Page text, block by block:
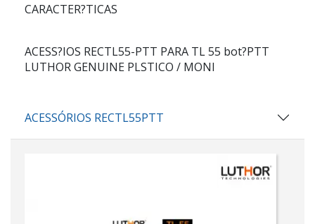
CARACTER?TICAS
ACESS?IOS RECTL55-PTT PARA TL 55 bot?PTT
LUTHOR GENUINE PLSTICO / MONI
ACESSÓRIOS RECTL55PTT